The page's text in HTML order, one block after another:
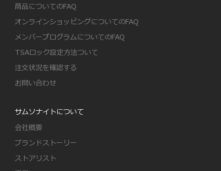
商品についてのFAQ
オンラインショッピングについてのFAQ
メンバープログラムについてのFAQ
TSAロック設定方法ついて
注文状況を確認する
お問い合わせ
サムソナイトについて
会社概要
ブランドストーリー
ストアリスト